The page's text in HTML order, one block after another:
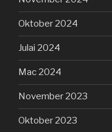
Oktober 2024
Julai 2024
Mac 2024
November 2023
Oktober 2023